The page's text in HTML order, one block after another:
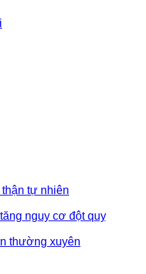
tự nhiên
nguy cơ đột quỵ
thường xuyên